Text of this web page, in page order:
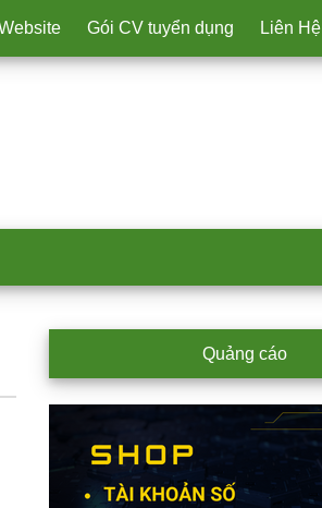
Gói CV tuyển dụng Liên Hệ
Sidebar
Quảng cáo